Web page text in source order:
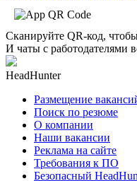
Сканируйте QR-код,
И чаты с работодателями
HeadHunter
Размещение
Поиск по резюме
О компании
Наши вакансии
Реклама на сайте
Требования к ПО
Безопасный